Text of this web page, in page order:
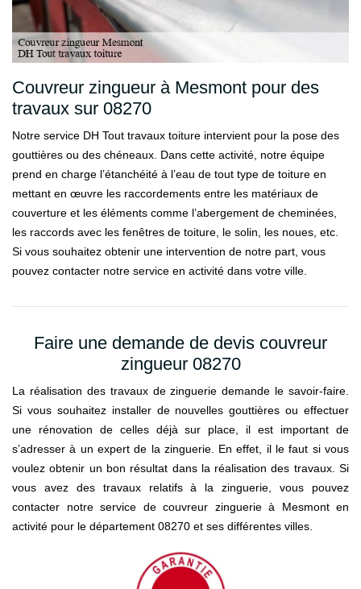
Couvreur zingueur à Mesmont pour des
travaux sur 08270
Notre service DH Tout travaux toiture intervient pour la pose des
gouttières ou des chéneaux. Dans cette activité, notre équipe
prend en charge l’étanchéité à l’eau de tout type de toiture en
mettant en œuvre les raccordements entre les matériaux de
couverture et les éléments comme l’abergement de cheminées,
les raccords avec les fenêtres de toiture, le solin, les noues, etc.
Si vous souhaitez obtenir une intervention de notre part, vous
pouvez contacter notre service en activité dans votre ville.
Faire une demande de devis couvreur
zingueur 08270
La réalisation des travaux de zinguerie demande le savoir-faire.
Si vous souhaitez installer de nouvelles gouttières ou effectuer
une rénovation de celles déjà sur place, il est important de
s’adresser à un expert de la zinguerie. En effet, il le faut si vous
voulez obtenir un bon résultat dans la réalisation des travaux. Si
vous avez des travaux relatifs à la zinguerie, vous pouvez
contacter notre service de couvreur zinguerie à Mesmont en
activité pour le département 08270 et ses différentes villes.